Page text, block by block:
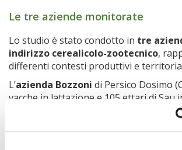
Le tre aziende monitorate
Lo studio è stato condotto in tre
indirizzo cerealicolo-zootecnico,
differenti contesti produttivi e
L’azienda Bozzoni di Persico Dosimo
vacche in lattazione e 105 ettari di Sau
vulnerabile, si caratterizza per fondi
l’utilizzo di un sistema ombelicale di
liquame su quasi tutta la superficie. La